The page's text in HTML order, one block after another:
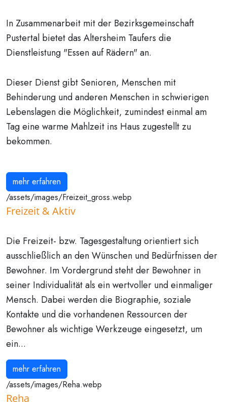
In Zusammenarbeit mit der Bezirksgemeinschaft
Pustertal bietet das Altersheim Taufers die
Dienstleistung "Essen auf Rädern" an.
Dieser Dienst gibt Senioren, Menschen mit
Behinderung und anderen Menschen in schwierigen
Lebenslagen die Möglichkeit, zumindest einmal am
Tag eine warme Mahlzeit ins Haus zugestellt zu
bekommen.
mehr erfahren
/assets/images/Freizeit_gross.webp
Freizeit & Aktiv
Die Freizeit- bzw. Tagesgestaltung orientiert sich
ausschließlich an den Wünschen und Bedürfnissen der
Bewohner. Im Vordergrund steht der Bewohner in
seiner Individualität als ein wertvoller und einmaliger
Mensch. Dabei werden die Biographie, soziale
Kontakte und die vorhandenen Ressourcen der
Bewohner als wichtige Werkzeuge eingesetzt, um
ein...
mehr erfahren
/assets/images/Reha.webp
Reha